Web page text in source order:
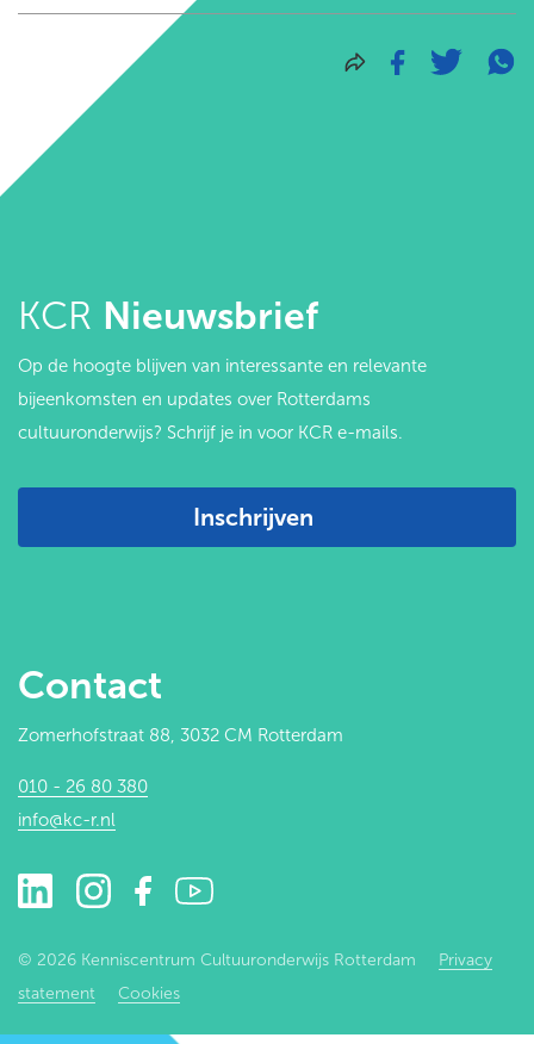
KCR Nieuwsbrief
Op de hoogte blijven van interessante en relevante
bijeenkomsten en updates over Rotterdams
cultuuronderwijs? Schrijf je in voor KCR e-mails.
Inschrijven
Contact
Zomerhofstraat 88, 3032 CM Rotterdam
010 - 26 80 380
info@kc-r.nl
© 2026 Kenniscentrum Cultuuronderwijs Rotterdam
Privacy
statement
Cookies